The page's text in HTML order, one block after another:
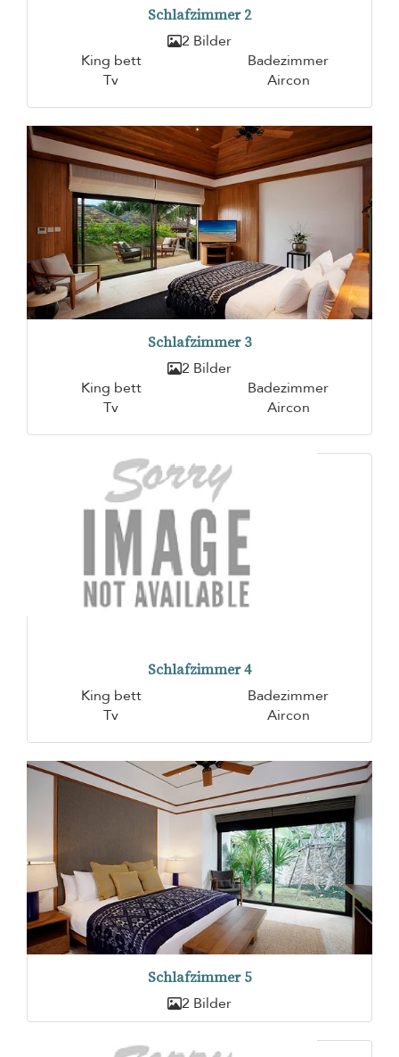
Schlafzimmer 2
2 Bilder
King bett
Badezimmer
Tv
Aircon
Schlafzimmer 3
2 Bilder
King bett
Badezimmer
Tv
Aircon
Schlafzimmer 4
King bett
Badezimmer
Tv
Aircon
Schlafzimmer 5
2 Bilder